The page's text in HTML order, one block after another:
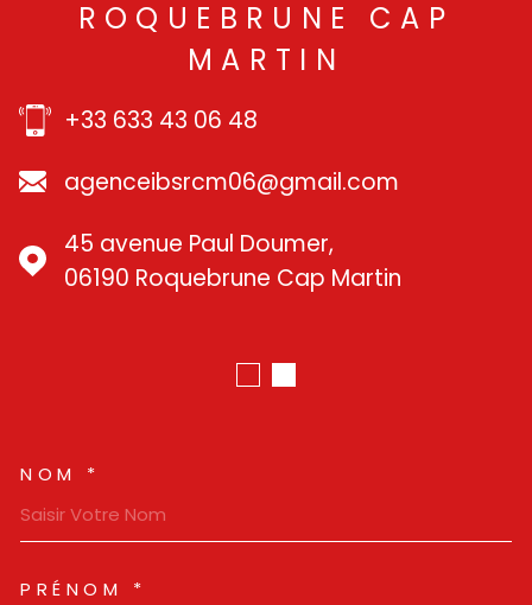
ROQUEBRUNE CAP
MARTIN
+33 633 43 06 48
agenceibsrcm06@gmail.com
45 avenue Paul Doumer,
06190 Roquebrune Cap Martin
NOM *
PRÉNOM *